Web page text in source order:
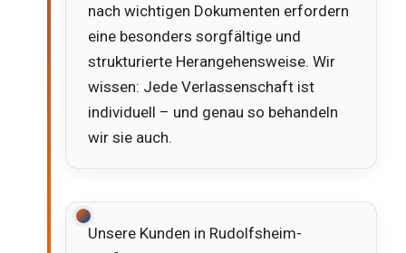
nach wichtigen Dokumenten erfordern
eine besonders sorgfältige und
strukturierte Herangehensweise. Wir
wissen: Jede Verlassenschaft ist
individuell – und genau so behandeln
wir sie auch.
Unsere Kunden in Rudolfsheim-